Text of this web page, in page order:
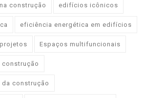
construção edifícios icônicos
eficiência energética em edifícios
Espaços multifuncionais
construção